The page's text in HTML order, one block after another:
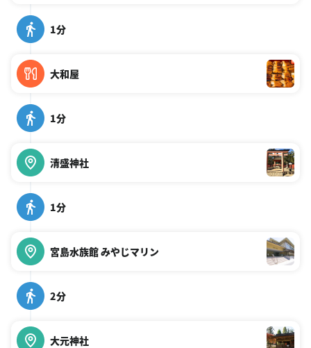
1分
大和屋
1分
清盛神社
1分
宮島水族館 みやじマリン
2分
大元神社